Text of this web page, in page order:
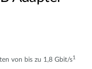
von bis zu 1,8 Gbit/s1